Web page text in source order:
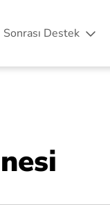
Sonrası Destek